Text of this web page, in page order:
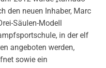
den neuen Inhaber, Marc
Säulen-Modell
in der elf
angeboten werden,
sowie ein